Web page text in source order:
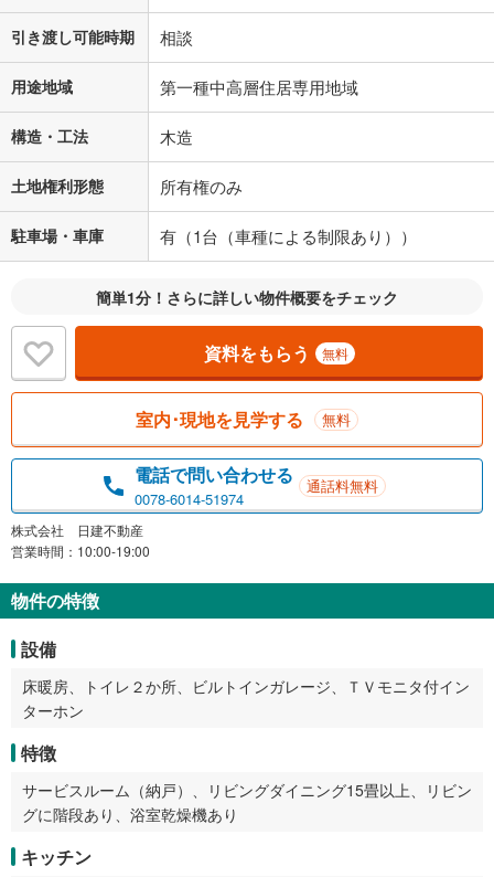
引き渡し可能時期 相談
用途地域 第一種中高層住居専用地域
構造・工法 木造
土地権利形態 所有権のみ
駐車場・車庫 有（1台（車種による制限あり））
簡単1分！さらに詳しい物件概要をチェック
資料をもらう 無料
室内･現地を見学する 無料
電話で問い合わせる
0078-6014-51974
通話料無料
株式会社 日建不動産
営業時間：10:00-19:00
物件の特徴
設備
床暖房、トイレ２か所、ビルトインガレージ、ＴＶモニタ付イン
ターホン
特徴
サービスルーム（納戸）、リビングダイニング15畳以上、リビン
グに階段あり、浴室乾燥機あり
キッチン